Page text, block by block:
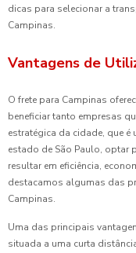
dicas para selecionar a
Campinas.
Vantagens de
O frete para Campinas
beneficiar tanto empresas
estratégica da cidade, que
estado de São Paulo, optar
resultar em eficiência,
destacamos algumas das
Campinas.
Uma das principais
situada a uma curta